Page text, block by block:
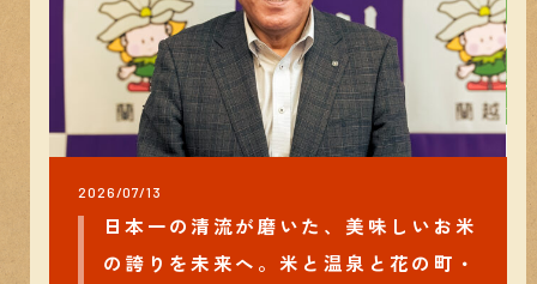
2026/07/13
日本一の清流が磨いた、美味しいお米
の誇りを未来へ。米と温泉と花の町・